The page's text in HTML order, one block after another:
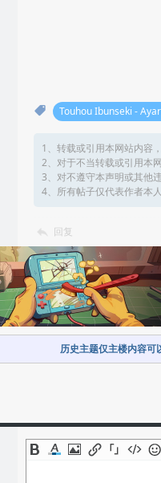
Touhou Ibunseki -
1、转载或引用本网站内容
2、对于不当转载或引用本
3、对不遵守本声明或其他
4、所有帖子仅代表作者本
回复
历史主题仅主楼内容